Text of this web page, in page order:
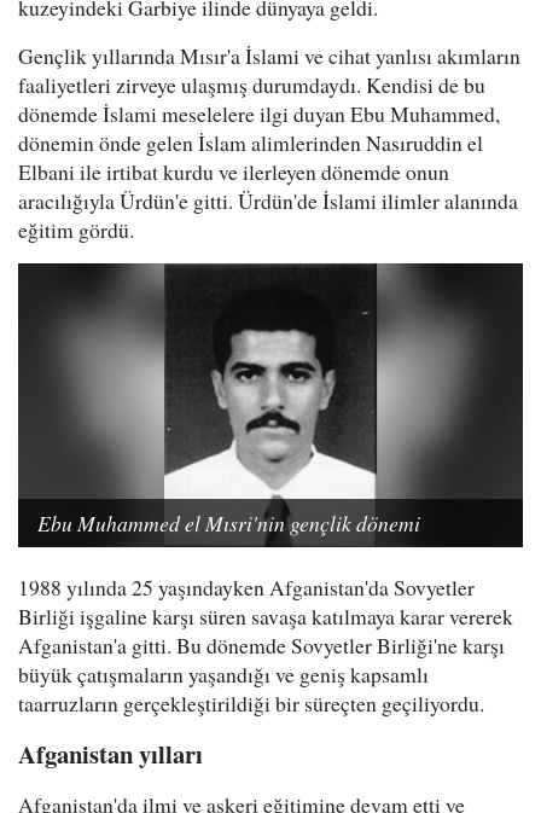
kuzeyindeki Garbiye ilinde dünyaya geldi.
Gençlik yıllarında Mısır'a İslami ve cihat yanlısı akımların
faaliyetleri zirveye ulaşmış durumdaydı. Kendisi de bu
dönemde İslami meselelere ilgi duyan Ebu Muhammed,
dönemin önde gelen İslam alimlerinden Nasıruddin el
Elbani ile irtibat kurdu ve ilerleyen dönemde onun
aracılığıyla Ürdün'e gitti. Ürdün'de İslami ilimler alanında
eğitim gördü.
Ebu Muhammed el Mısri'nin gençlik dönemi
1988 yılında 25 yaşındayken Afganistan'da Sovyetler
Birliği işgaline karşı süren savaşa katılmaya karar vererek
Afganistan'a gitti. Bu dönemde Sovyetler Birliği'ne karşı
büyük çatışmaların yaşandığı ve geniş kapsamlı
taarruzların gerçekleştirildiği bir süreçten geçiliyordu.
Afganistan yılları
Afganistan'da ilmi ve askeri eğitimine devam etti ve